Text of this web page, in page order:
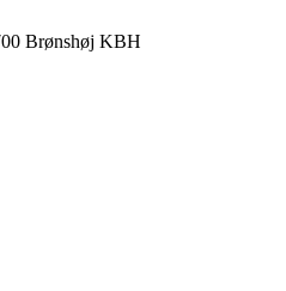
Brønshøj KBH